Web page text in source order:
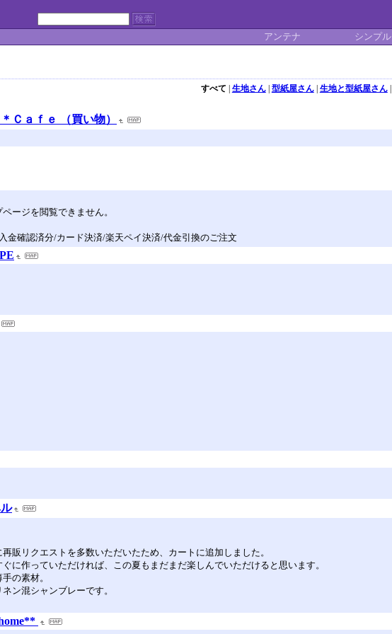
アンテナ シンプル
すべて 生地さん| 型紙屋さん| 生地と型紙屋さん|
Ｃａｆｅ （買い物）
ージを閲覧できません。
金確認済分/カード決済/楽天ペイ決済/代金引換のご注文
販リクエストを多数いただいたため、カートに追加しました。
に作っていただければ、この夏もまだまだ楽しんでいただけると思います。
の素材。
ン混シャンブレーです。